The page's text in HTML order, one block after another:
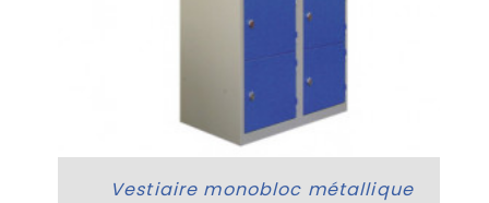
Vestiaire monobloc métallique